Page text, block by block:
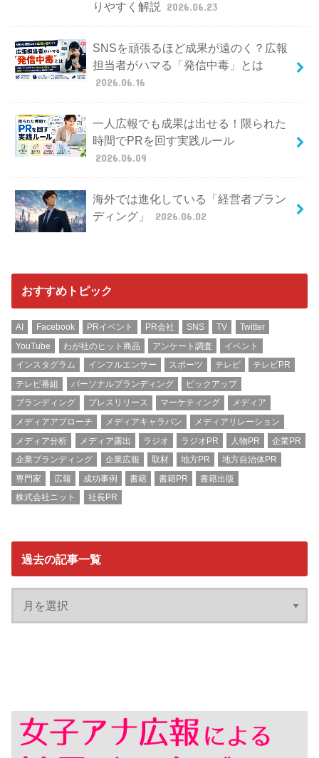
りやすく解説
2026.06.23
SNSを頑張るほど成果が遠のく？広報
担当者がハマる「発信中毒」とは
2026.06.16
一人広報でも成果は出せる！限られた
時間でPRを回す実践ルール
2026.06.09
海外では進化している「経営者ブラン
ディング」
2026.06.02
おすすめトピック
AI Facebook PRイベント PR会社 SNS TV
Twitter
YouTube
わが社のヒット商品 アンケート調査
イベント
インスタグラム
インフルエンサー スポーツ テレビ
テレビPR
テレビ番組
パーソナルブランディング
ピックアップ
ブランディング
プレスリリース マーケティング
メディア
メディアアプローチ
メディアキャラバン
メディアリレーション
メディア分析
メディア露出 ラジオ ラジオPR 人物PR
企業PR
企業ブランディング
企業広報 取材 地方PR
地方自治体PR
専門家
広報 成功事例 書籍 書籍PR
書籍出版
株式会社ニット
社長PR
過去の記事一覧